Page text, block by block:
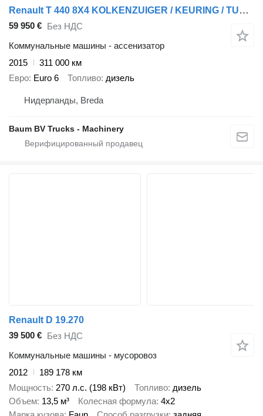
Renault T 440 8X4 KOLKENZUIGER / KEURING / TUV / BELGIUM TRUCK
59 950 € Без НДС
Коммунальные машины - ассенизатор
2015
311 000 км
Евро Euro 6 Топливо дизель
Нидерланды, Breda
Baum BV Trucks - Machinery
Renault D 19.270
39 500 € Без НДС
Коммунальные машины - мусоровоз
2012
189 178 км
Мощность 270 л.с. (198 кВт) Топливо дизель
Объем 13,5 м³ Колесная формула 4x2